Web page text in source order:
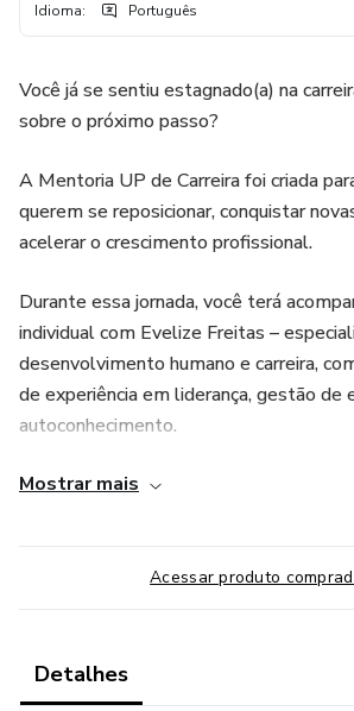
Idioma: Português
Você já se sentiu estagnado(a) na
sobre o próximo passo?
A Mentoria UP de Carreira foi criada
querem se reposicionar, conquistar
acelerar o crescimento profissional.
Durante essa jornada, você terá
individual com Evelize Freitas –
desenvolvimento humano e carreira,
de experiência em liderança, gestão de
autoconhecimento.
📌 O que você vai receber:
7 módulos gravados (vídeos e
Mostrar mais
Acessar produto
Detalhes